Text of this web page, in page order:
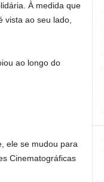
À medida que
vista ao seu lado,
ao longo do
ele se mudou para
Cinematográficas